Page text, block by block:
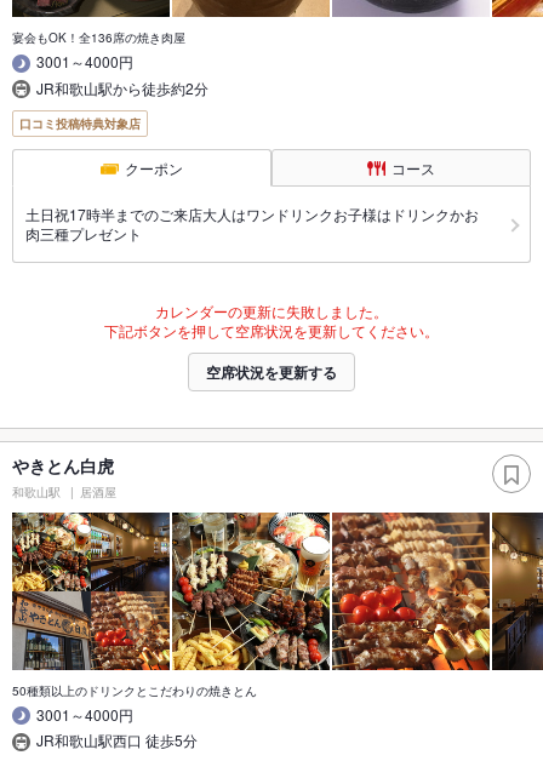
宴会もOK！全136席の焼き肉屋
3001～4000円
JR和歌山駅から徒歩約2分
口コミ投稿特典対象店
クーポン コース
土日祝17時半までのご来店大人はワンドリンクお子様はドリンクかお
肉三種プレゼント
カレンダーの更新に失敗しました。
下記ボタンを押して空席状況を更新してください。
空席状況を更新する
やきとん白虎
和歌山駅 居酒屋
50種類以上のドリンクとこだわりの焼きとん
3001～4000円
JR和歌山駅西口 徒歩5分